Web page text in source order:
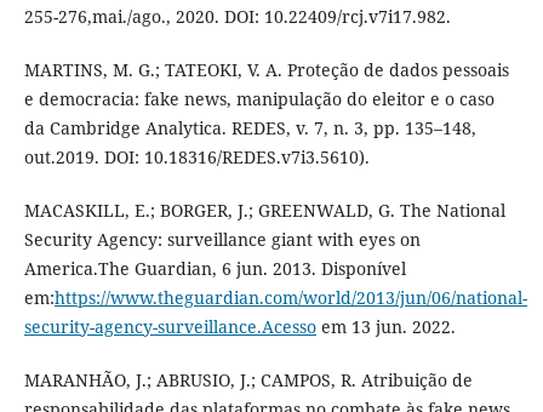
255-276,mai./ago., 2020. DOI: 10.22409/rcj.v7i17.982.
MARTINS, M. G.; TATEOKI, V. A. Proteção de dados pessoais
e democracia: fake news, manipulação do eleitor e o caso
da Cambridge Analytica. REDES, v. 7, n. 3, pp. 135–148,
out.2019. DOI: 10.18316/REDES.v7i3.5610).
MACASKILL, E.; BORGER, J.; GREENWALD, G. The National
Security Agency: surveillance giant with eyes on
America.The Guardian, 6 jun. 2013. Disponível
em:https://www.theguardian.com/world/2013/jun/06/national-
security-agency-surveillance.Acessoem 13 jun. 2022.
MARANHÃO, J.; ABRUSIO, J.; CAMPOS, R. Atribuição de